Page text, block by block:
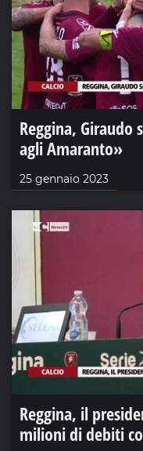
Reggina, Giraudo
agli Amaranto»
25 gennaio 2023
Reggina, il
milioni di debiti